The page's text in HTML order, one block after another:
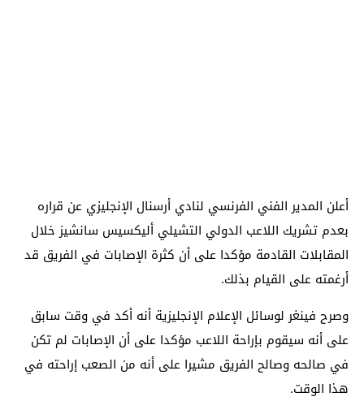
أعلن المدير الفني الفرنسي لنادي أرسنال الإنجليزي عن قراره
بعدم تشريك اللاعب الدولي التشيلي أليكسيس سانشيز خلال
المقابلات القادمة مؤكدا على أن كثرة الإصابات في الفريق قد
أرغمته على القيام بذلك.
وصرح فينغر لوسائل الإعلام الإنجليزية أنه أكد في وقت سابق
على أنه سيقوم بإراحة اللاعب مؤكدا على أن الإصابات لم تكن
في صالحه وصالح الفريق مشيرا على أنه من الصعب إراحته في
هذا الوقت.